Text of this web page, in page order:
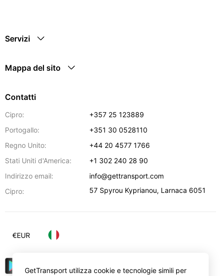
Servizi
Mappa del sito
Contatti
Cipro:
+357 25 123889
Portogallo:
+351 30 0528110
Regno Unito:
+44 20 4577 1766
Stati Uniti d'America:
+1 302 240 28 90
Indirizzo email:
info@gettransport.com
Cipro:
57 Spyrou Kyprianou, Larnaca 6051
€EUR
GetTransport utilizza cookie e tecnologie simili per